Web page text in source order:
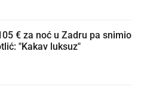
€ za noć u Zadru pa snimio
"Kakav luksuz"